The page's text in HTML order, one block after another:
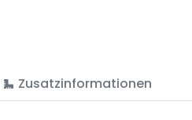
Zusatzinformationen